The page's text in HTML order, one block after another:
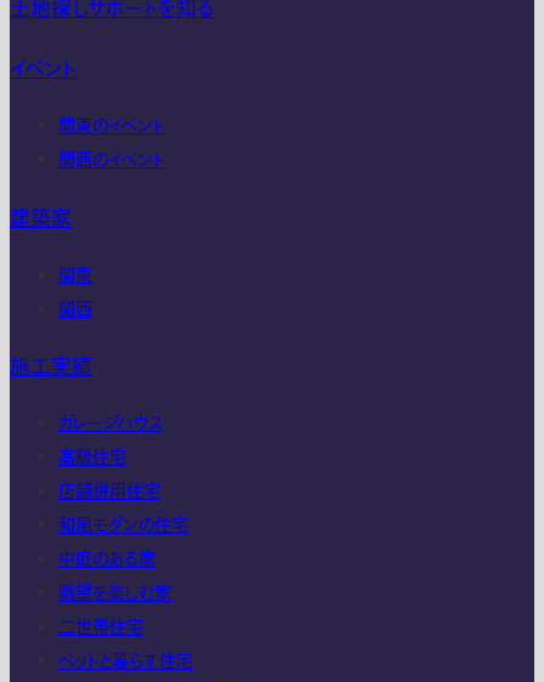
土地探しサポートを知る
イベント
関東のイベント
関西のイベント
建築家
関東
関西
施工実績
ガレージハウス
高級住宅
店舗併用住宅
和風モダンの住宅
中庭のある家
眺望を楽しむ家
二世帯住宅
ペットと暮らす住宅